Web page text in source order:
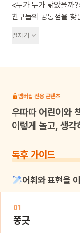
<누가 누가 닮았을까
친구들의 공통점을 찾
책장을 넘기면, 토끼
들거예요. 이 책을 읽
마음껏 나눌 수 있기를
펼치기
멤버십 전용 콘텐츠
우따따어린이와
이렇게 놀고, 생각
독후 가이드
어휘와 표현을
01
쫑긋